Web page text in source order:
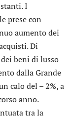
I
prese con
aumento dei
Di
beni di lusso
dalla Grande
calo del – 2%, a
anno.
tra la